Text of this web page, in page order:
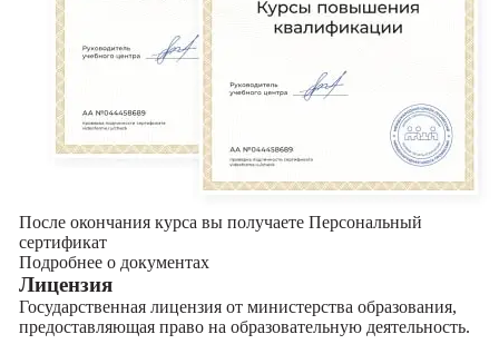
После окончания курса вы получаете Персональный
сертификат
Подробнее о документах
Лицензия
Государственная лицензия от министерства образования,
предоставляющая право на образовательную деятельность.